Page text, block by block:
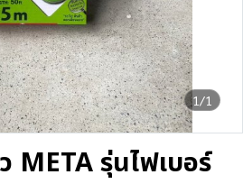
1/1
META รุ่นไฟเบอร์